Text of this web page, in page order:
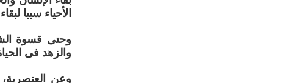
الأحياء سببا
وحتى قسوة
والزهد فى
وعن